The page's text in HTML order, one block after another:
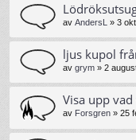
av AndersL » 3
ljus kupol
av grym » 2
Visa upp
av Forsgren » 25